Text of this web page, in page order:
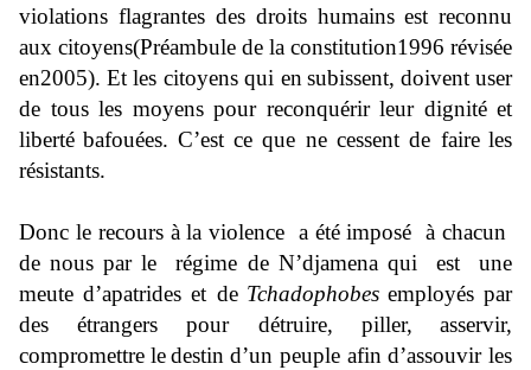
violations flagrantes des droits humains est reconnu
aux citoyens(Préambule de la constitution1996 révisée
en2005). Et les citoyens qui en subissent, doivent user
de tous les moyens pour reconquérir leur dignité et
liberté bafouées. C’est ce que ne cessent de faire les
résistants.
Donc le recours à la violence a été imposé à chacun
de nous par le régime de N’djamena qui est une
meute d’apatrides et de Tchadophobes employés par
des étrangers pour détruire, piller,
asservir,
compromettre le destin d’un peuple afin d’assouvir les